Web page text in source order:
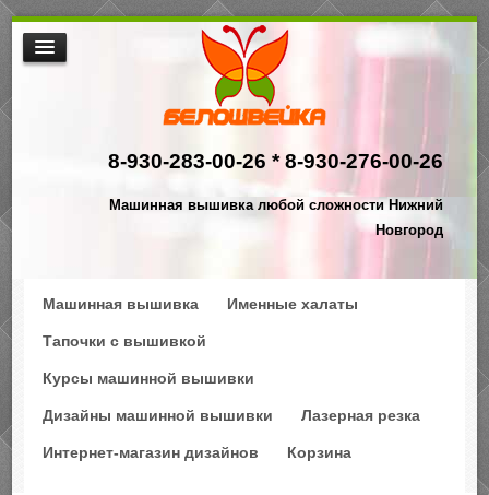
8-930-283-00-26 *8-930-276-00-26
Машинная вышивка любой сложности Нижний
Новгород
МАШИННАЯ ВЫШИВКА
НАША ПРОДУКЦИЯ
$АКЦИИ
Машинная вышивка Именные халаты
Тапочки с вышивкой
Курсы машинной вышивки
Дизайны машинной вышивки Лазерная резка
Интернет-магазин дизайнов Корзина